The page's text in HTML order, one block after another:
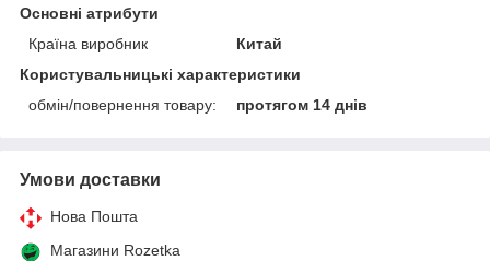
Основні атрибути
Країна виробник
Китай
Користувальницькі характеристики
обмін/повернення товару:
протягом 14 днів
Умови доставки
Нова Пошта
Магазини Rozetka